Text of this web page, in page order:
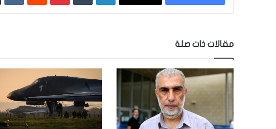
مقالات ذات صلة